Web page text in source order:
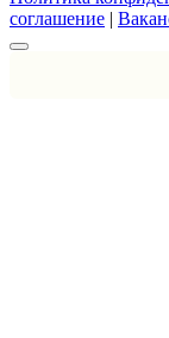
соглашение |